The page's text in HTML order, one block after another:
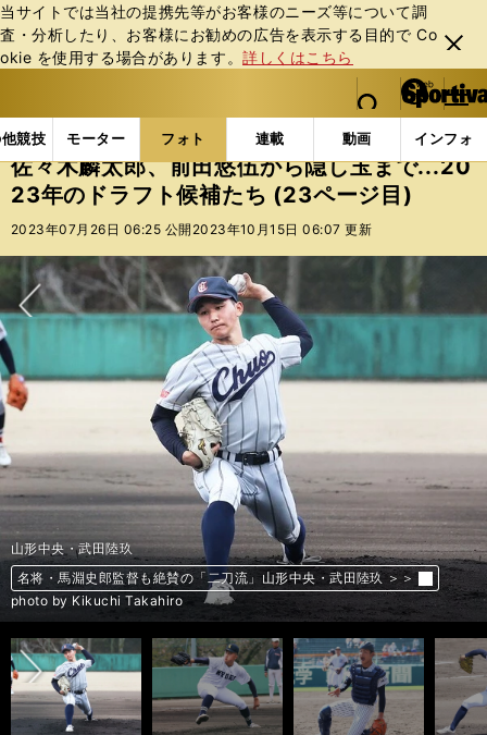
当サイトでは当社の提携先等がお客様のニーズ等について調
査・分析したり、お客様にお勧めの広告を表⽰する⽬的で Co
okie を使⽤する場合があります。詳しくはこちら
閉じ
る
web Sportiva (webスポルティーバ)
検索
マイペ
ー
ジ
メニュ
競技 モーター フォト 連載 動画 インフォ
b
ス
ポ
ル
バ
フォトギャラリー コラムフォト 佐々木麟太郎、前
佐々木麟太郎、前田悠伍から隠し玉まで...20
23年のドラフト候補たち (23ページ目)
2023年07月26日 06:25 公開 2023年10月15日 06:07 更新
次へ
花巻東・佐々木麟太郎
花巻東・佐々木麟太郎が先輩・大谷翔平の姿から学んだこと 最後の夏へ
の思い＞＞
photo by Sasaki Toru
大阪桐蔭・前田悠伍
山本昌が解説するセンバツで光った10人の好投手 「早い段階にプロで活
躍できる」「こんなサウスポーがいたのか」と絶賛したのは？＞＞
photo by Ohtomo Yoshiyuki
報徳学園・盛田智矢
山本昌が解説するセンバツで光った10人の好投手 「早い段階にプロで活
躍できる」「こんなサウスポーがいたのか」と絶賛したのは？＞＞
photo by Ohtomo Yoshiyuki
専大松戸・平野大地
山本昌が解説するセンバツで光った10人の好投手 「早い段階にプロで活
躍できる」「こんなサウスポーがいたのか」と絶賛したのは？＞＞
photo by Ohtomo Yoshiyuki
仙台育英・高橋
山本昌が解説するセンバツで光った10人の好投手 「早い段階にプロで活
躍できる」「こんなサウスポーがいたのか」と絶賛したのは？＞＞
photo by Ohtomo Yoshiyuki
東北・ハッブス大起
山本昌が解説するセンバツで光った10人の好投手 「早い段階にプロで活
躍できる」「こんなサウスポーがいたのか」と絶賛したのは？＞＞
photo by Ohtomo Yoshiyuki
能代松陽・森岡大智
山本昌が解説するセンバツで光った10人の好投手 「早い段階にプロで活
躍できる」「こんなサウスポーがいたのか」と絶賛したのは？＞＞
photo by Ohtomo Yoshiyuki
大阪桐蔭・南恒誠
山本昌が解説するセンバツで光った10人の好投手 「早い段階にプロで活
躍できる」「こんなサウスポーがいたのか」と絶賛したのは？＞＞
photo by Ohtomo Yoshiyuki
光・升田早人
山本昌が解説するセンバツで光った10人の好投手 「早い段階にプロで活
躍できる」「こんなサウスポーがいたのか」と絶賛したのは？＞＞
photo by Ohtomo Yoshiyuki
東海大菅生・日當直喜
山本昌が解説するセンバツで光った10人の好投手 「早い段階にプロで活
躍できる」「こんなサウスポーがいたのか」と絶賛したのは？＞＞
photo by Ohtomo Yoshiyuki
履正社・福田幸之介
山本昌が解説するセンバツで光った10人の好投手 「早い段階にプロで活
躍できる」「こんなサウスポーがいたのか」と絶賛したのは？＞＞
photo by Ohtomo Yoshiyuki
報徳学園・堀柊那
「高校ナンバーワン捕手」は早くも確定か 報徳学園・堀柊那はたしかな技
術と天性の華でドラフト上位候補になる＞＞
photo by Kikuchi Takahiro
横浜高・緒方漣
衝撃の甲子園デビューから１年「こういう選手がいるチームは強い」を体
現する男。横浜・緒方漣を支える反骨心と図太さ＞＞
photo by Ohtomo Yoshiyuki
広陵・真鍋慧
真鍋慧は木製バットでも快打連発 U18日本代表強化合宿で見せた圧倒的パ
フォーマンスにスカウトは何を思う？＞＞
photo by Ohtomo Yoshiyuki
高田高校・中山勝暁
「医師か、プロ野球か」悩めるドラフト候補、三重・高田高校の中山勝暁
が心境を吐露＞＞
photo by Kikuchi Takahiro
昌平・齋藤陽貴
オール５の頭脳で高校日本代表候補にも選出 昌平高校の捕手・齋藤陽貴
は指揮官が惚れ込んだ逸材＞＞
photo by Takagi Yu
仙台育英・高橋煌稀
仙台育英エース・高橋煌稀は藤川球児のストレートを目指す 基準は「育
英ガン」＞＞
photo by Kikuchi Takahiro
仙台育英・湯田統真
仙台育英の最速右腕・湯田統真が153キロに到達した方法 つかんだ理想
のバランス感覚＞＞
photo by Kikuchi Takahiro
仙台育英・仁田陽翔
仙台育英の左腕・仁田陽翔はプロ野球選手を凌ぐ身体能力！ 規格外の数値
を記録＞＞
photo by Taguchi Genki
東邦・宮國凌空
大阪桐蔭・前田悠伍だけじゃない！ 最速151キロの快腕から素材型右腕ま
でセンバツ大注目の好投手10人＞＞
photo by Ohtomo Yoshiyuki
北陸・友廣陸
大阪桐蔭・前田悠伍だけじゃない！ 最速151キロの快腕から素材型右腕ま
でセンバツ大注目の好投手10人＞＞
photo by Ohtomo Yoshiyuki
滝川二・坂井陽翔
ドラフト候補の本音。滝川二の大器・坂井陽翔は「ポテンシャルだけじゃ
意味がない」＞＞
photo by Kikuchi Takahiro
山形中央・武田陸玖
名将・馬淵史郎監督も絶賛の「二刀流」山形中央・武田陸玖 ＞＞
photo by Kikuchi Takahiro
享栄・東松快征
大阪桐蔭・前田悠伍と双璧をなす享栄・東松快征 重量挙げ元日本チャンピ
オンの父から譲り受けたパワーで最速152キロをマーク＞＞
photo by Kikuchi Takahiro
常葉大菊川・鈴木叶
センバツ視察のスカウトが「こんなピッチャーがいたんだ！」と驚いた逸
材は？ 「ドラフト指名確実」と評価急上昇の捕手も＞＞
photo by Ohtomo Yoshiyuki
金光大阪・キャリー・パトリック波也斗
金光大阪、大阪桐蔭、履正社の不思議な三角関係…「２強時代」に待った
をかけるか＞＞
photo by Sankei Visual
日本ウェルネス長野・杉浦匠
坂本勇人級の大型遊撃手が奥信濃にいる！ 日本ウェルネス長野・杉浦匠が
この夏本格化＞＞
東洋大・細野晴希
佐々木朗希、宮城大弥らの「ゴールデンエイジ」にまた逸材左腕 もはや東
洋大・細野晴希は「何球団から１位指名されるか」のレベル＞＞
photo by Kikuchi Takahiro
関西大・有馬諒
関西大の有馬諒が大学ナンバーワン捕手の座へ ライバルには「自分より能
力が高いのは明らか。でも最終的に勝てればいい」＞＞
photo by Kikuchi Takahiro
法政大・今泉颯太
イチローとコンビを組んだ名手も認める能力。ドラフト候補・今泉颯太の
評価が爆上がり中＞＞
photo by Kikuchi Takahiro
平成国際大・冨士隼斗
プロスカウトが絶賛する大学球界の好投手5人。155キロ右腕、タテスラの
使い手など大学日本代表候補合宿で魅せた＞＞
photo by Kikuchi Takahiro
桐蔭横浜大・古謝樹
ドラフト戦線の隠れた実力派 150キロ左腕の桐蔭横浜大・古謝樹は、球速
よりも「球質」で勝負する＞＞
photo by Kikuchi Takahiro
名城大・松本凌人
メジャーを目指す和製イム・チャンヨン 名城大・松本凌人は無念の代表落
選も前を向く＞＞
photo by Kikuchi Takahiro
白鴎大・福島圭音
驚異の８試合20盗塁で首位打者も獲得…白鴎大・福島圭音は快足を武器に
「全国での勝利」と「プロ」を目指す＞＞
photo by Kikuchi Takahiro
上武大・進藤勇也
ドラフト戦線を異次元の強肩で賑わす上武大・進藤勇也 未来の「侍ジャ
パン」正捕手となりえる逸材＞＞
photo by Kikuchi Takahiro
太成学院大・田中大聖
埋もれていた二刀流の超逸材 太成学院大・田中大聖は「バリバリの孤独」
でも最速153キロで俊足強打＞＞
photo by Kikuchi Takahiro
星槎道都大・滝田一希
全日本大学選手権で存在感を示した好投手３人 ポテンシャルは一級品、ド
ラフトで上位指名も…＞＞
photo by Ohtomo Yoshiyuki
東日本国際大・大山凌
全日本大学選手権で存在感を示した好投手３人 ポテンシャルは一級品、ド
ラフトで上位指名も…＞＞
photo by Ohtomo Yoshiyuki
明治大・村田賢一
全日本大学選手権で存在感を示した好投手３人 ポテンシャルは一級品、ド
ラフトで上位指名も…＞＞
photo by Ohtomo Yoshiyuki
立命館大・谷脇弘起
立命館大・谷脇弘起は変化量、曲がり幅を自在に操る「稀代のスライダー
使い」＞＞
photo by Ohtomo Yoshiyuki
青山学院大・常廣羽也斗
青学大・常廣羽也斗は2023年ドラフト戦線のナンバーワン右腕か？ 最速
153キロの快速球、しなやかな投球フォームはまるで岸孝之＞＞
photo by Kikuchi Takahiro
明治大・上田希由翔
＞＞
photo by Ohtomo Yoshiyuki
日本文理大・東門寿哉
自己評価が異様に低いドラフト候補、東門寿哉の実力は「プロの俊足選手
と遜色ない」＞＞
photo by Kikuchi Takahiro
群馬ダイヤモンドペガサス・奥村光一
事実上の引退勧告、指名漏れにも負けず、BC群馬・奥村光一はNPBへ
「ラスト１年、死にものぐるいでやってやる」＞＞
photo by Kikuchi Takahiro
ENEOS・度会隆輝
元ヤクルトの父を持つ度会隆輝はドラフト指名漏れから３年 「走攻守で
はるかに成長してやる」の有言実行で猛アピール＞＞
photo by Kikuchi Takahiro
山梨学院大・宮崎一樹
井端弘和も逸材と認めたドラフト候補 山梨学院大・宮崎一樹の反骨心
中高6年間控えから覚醒＞＞
photo by Takagi Yu
徳島インディゴソックス・井上絢登
「独立のギータ」徳島インディゴソックス・井上絢登を待ち受けるのはプ
ロか、野球引退か＞＞
photo by Kikuchi Takahiro
前へ